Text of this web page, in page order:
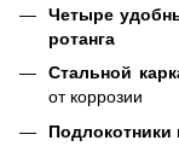
Четыре
ротанга
Стальной
от коррозии
Подлокотники